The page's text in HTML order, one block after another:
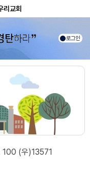
리교회
로그인
100 (우)13571